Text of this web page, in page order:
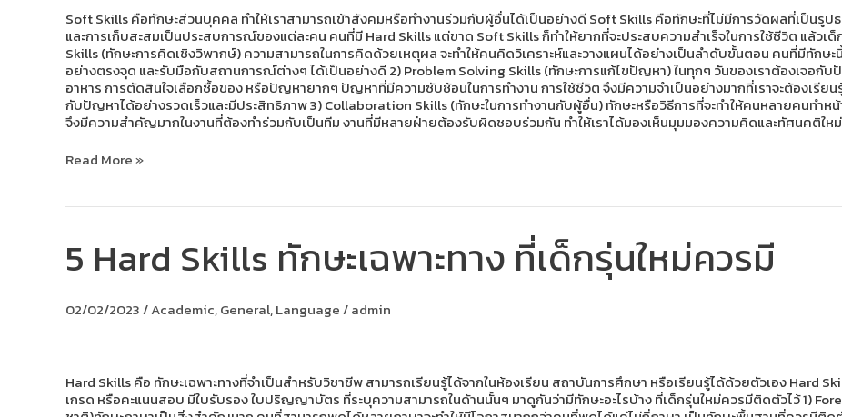
Soft Skills คือทักษะส่วนบุคคล ทำให้เราสามารถเข้าสังคมหรือทำงานร่วมกับผู้อื่นได้เป็นอย่างดี Soft Skills คือทักษะที่ไม่มีการวัดผลที่เป็นรูป
และการเก็บสะสมเป็นประสบการณ์ของแต่ละคน คนที่มี Hard Skills แต่ขาด Soft Skills ก็ทำให้ยากที่จะประสบความสำเร็จในการใช้ชีวิต แล้วเ
Skills (ทักษะการคิดเชิงวิพากษ์) ความสามารถในการคิดด้วยเหตุผล จะทำให้คนคิดวิเคราะห์และวางแผนได้อย่างเป็นลำดับขั้นตอน คนที่มีทักษ
อย่างตรงจุด และรับมือกับสถานการณ์ต่างๆ ได้เป็นอย่างดี 2) Problem Solving Skills (ทักษะการแก้ไขปัญหา) ในทุกๆ วันของเราต้องเจอกับ
อาหาร การตัดสินใจเลือกซื้อของ หรือปัญหายากๆ ปัญหาที่มีความซับซ้อนในการทำงาน การใช้ชีวิต จึงมีความจำเป็นอย่างมากที่เราจะต้องเรียน
กับปัญหาได้อย่างรวดเร็วและมีประสิทธิภาพ 3) Collaboration Skills (ทักษะในการทำงานกับผู้อื่น) ทักษะหรือวิธีการที่จะทำให้คนหลายคนทำห
จึงมีความสำคัญมากในงานที่ต้องทำร่วมกับเป็นทีม งานที่มีหลายฝ่ายต้องรับผิดชอบร่วมกัน ทำให้เราได้มองเห็นมุมมองความคิดและทัศนคติให
รุ่น
ใหม่
ควร
มี
Read More »
5 Hard Skills ทักษะเฉพาะทาง ที่เด็กรุ่นใหม่ควรมี
02/02/2023/Academic,General,Language/admin
Hard Skills คือ ทักษะเฉพาะทางที่จำเป็นสำหรับวิชาชีพ สามารถเรียนรู้ได้จากในห้องเรียน สถาบันการศึกษา หรือเรียนรู้ได้ด้วยตัวเอง Hard
เกรด หรือคะแนนสอบ มีใบรับรอง ใบปริญญาบัตร ที่ระบุความสามารถในด้านนั้นๆ มาดูกันว่ามีทักษะอะไรบ้าง ที่เด็กรุ่นใหม่ควรมีติดตัวไว้ 1)
Hard
Skills
เฉพาะ
รุ่น
ใหม่